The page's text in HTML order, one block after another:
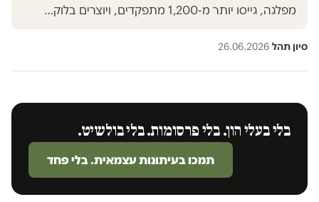
מפלגה, גייסו יותר מ-1,200 מתפקדים, ויוצרים בלוק…
סיון תהל·
26.06.2026
בלי בעלי הון. בלי פרסומות. בלי בולשיט.
תמכו בעיתונות עצמאית. בלי פחד